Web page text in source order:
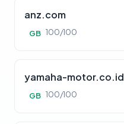
anz.com
GB 100/100
yamaha-motor.co.id
GB 100/100